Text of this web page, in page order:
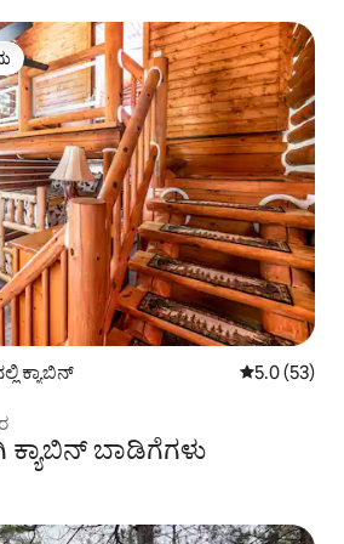
ಕ್ಯಾಬಿನ್ 5 ರಲ್ಲಿ 5.0
5.0 (53)
ಕ್ಯಾಬಿನ್ ಬಾಡಿಗೆಗಳು